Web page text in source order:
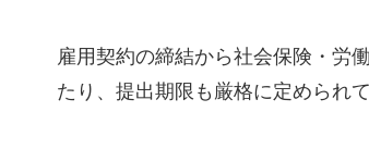
雇用契約の締結から社会保険・労
たり、提出期限も厳格に定められて